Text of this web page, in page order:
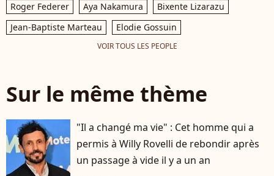
Roger Federer
Aya Nakamura
Bixente Lizarazu
Jean-Baptiste Marteau
Elodie Gossuin
VOIR TOUS LES PEOPLE
Sur le même thème
"Il a changé ma vie" : Cet homme qui a
permis à Willy Rovelli de rebondir après
un passage à vide il y a un an